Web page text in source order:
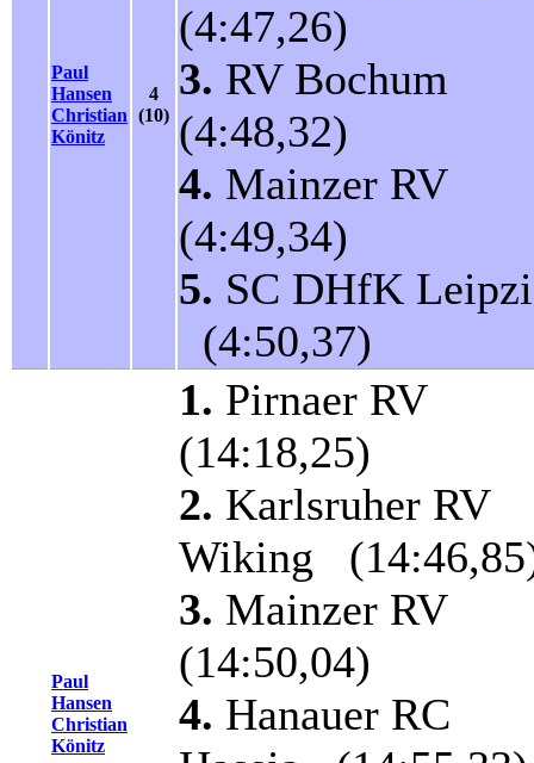
Paul
Hansen
Christian
Könitz
4
(10)
(4:47,26)
3. RV Bochum
(4:48,32)
4. Mainzer RV
(4:49,34)
5. SC DHfK
(4:50,37)
Paul
Hansen
Christian
Könitz
1. Pirnaer RV
(14:18,25)
2. Karlsruher RV
Wiking
3. Mainzer RV
(14:50,04)
4. Hanauer RC